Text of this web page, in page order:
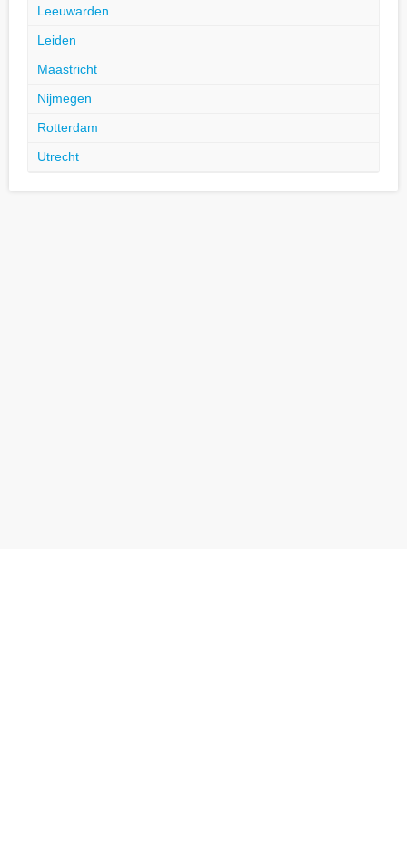
Leeuwarden
Leiden
Maastricht
Nijmegen
Rotterdam
Utrecht